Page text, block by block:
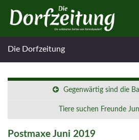
Die Dorfzeitung
Gegenwärtig sind die
Tiere suchen Freunde
Postmaxe Juni 2019